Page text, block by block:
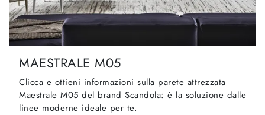
MAESTRALE M05
Clicca e ottieni informazioni sulla parete attrezzata
Maestrale M05 del brand Scandola: è la soluzione dalle
linee moderne ideale per te.